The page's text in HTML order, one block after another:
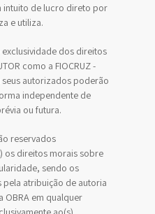
intuito de lucro direto por
e utiliza.
exclusividade dos direitos
como a FIOCRUZ -
seus autorizados poderão
independente de
ou futura.
reservados
os direitos morais sobre
sendo os
atribuição de autoria
OBRA em qualquer